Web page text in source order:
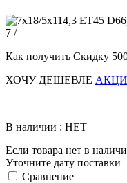
7 /
Как получить Скидку
ХОЧУ ДЕШЕВЛЕ
В наличии : НЕТ
Если товара нет в
Уточните дату поставки
Сравнение